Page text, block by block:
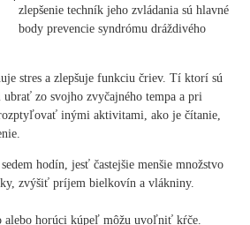
zlepšenie techník jeho zvládania sú hlavné
body prevencie syndrómu dráždivého
stres a zlepšuje funkciu čriev. Tí ktorí sú
zo svojho zvyčajného tempa a pri
inými aktivitami, ako je čítanie,
hodín, jesť častejšie menšie množstvo
zvýšiť príjem bielkovín a vlákniny.
alebo horúci kúpeľ môžu uvoľniť kŕče.